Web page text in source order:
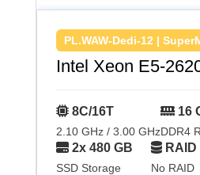
PL.WAW-Dedi-12 |
Intel Xeon E5-
8C/16T
2.10 GHz / 3.00 GHz
16
DDR4
2x 480 GB
SSD Storage
RAID
No RAID